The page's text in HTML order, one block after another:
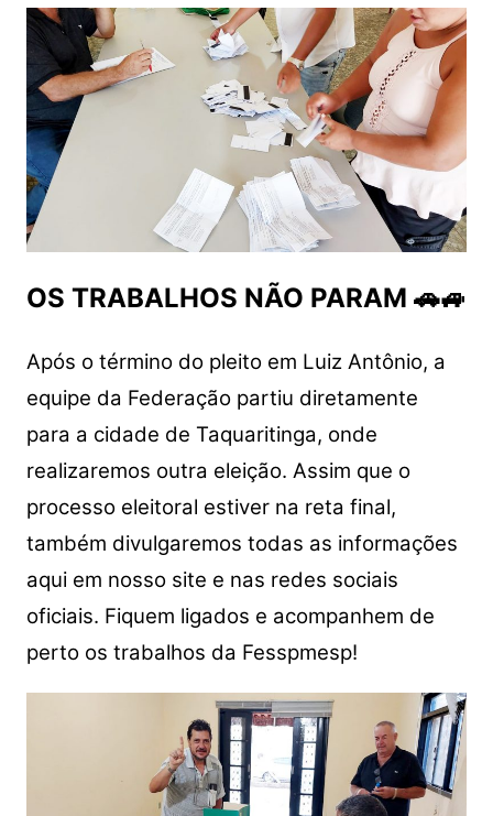
OS TRABALHOS NÃO PARAM 🚗🚙
Após o término do pleito em Luiz Antônio, a
equipe da Federação partiu diretamente
para a cidade de Taquaritinga, onde
realizaremos outra eleição. Assim que o
processo eleitoral estiver na reta final,
também divulgaremos todas as informações
aqui em nosso site e nas redes sociais
oficiais. Fiquem ligados e acompanhem de
perto os trabalhos da Fesspmesp!